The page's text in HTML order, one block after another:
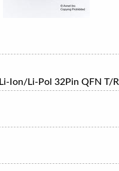
Ion/Li-Pol 32Pin QFN T/R